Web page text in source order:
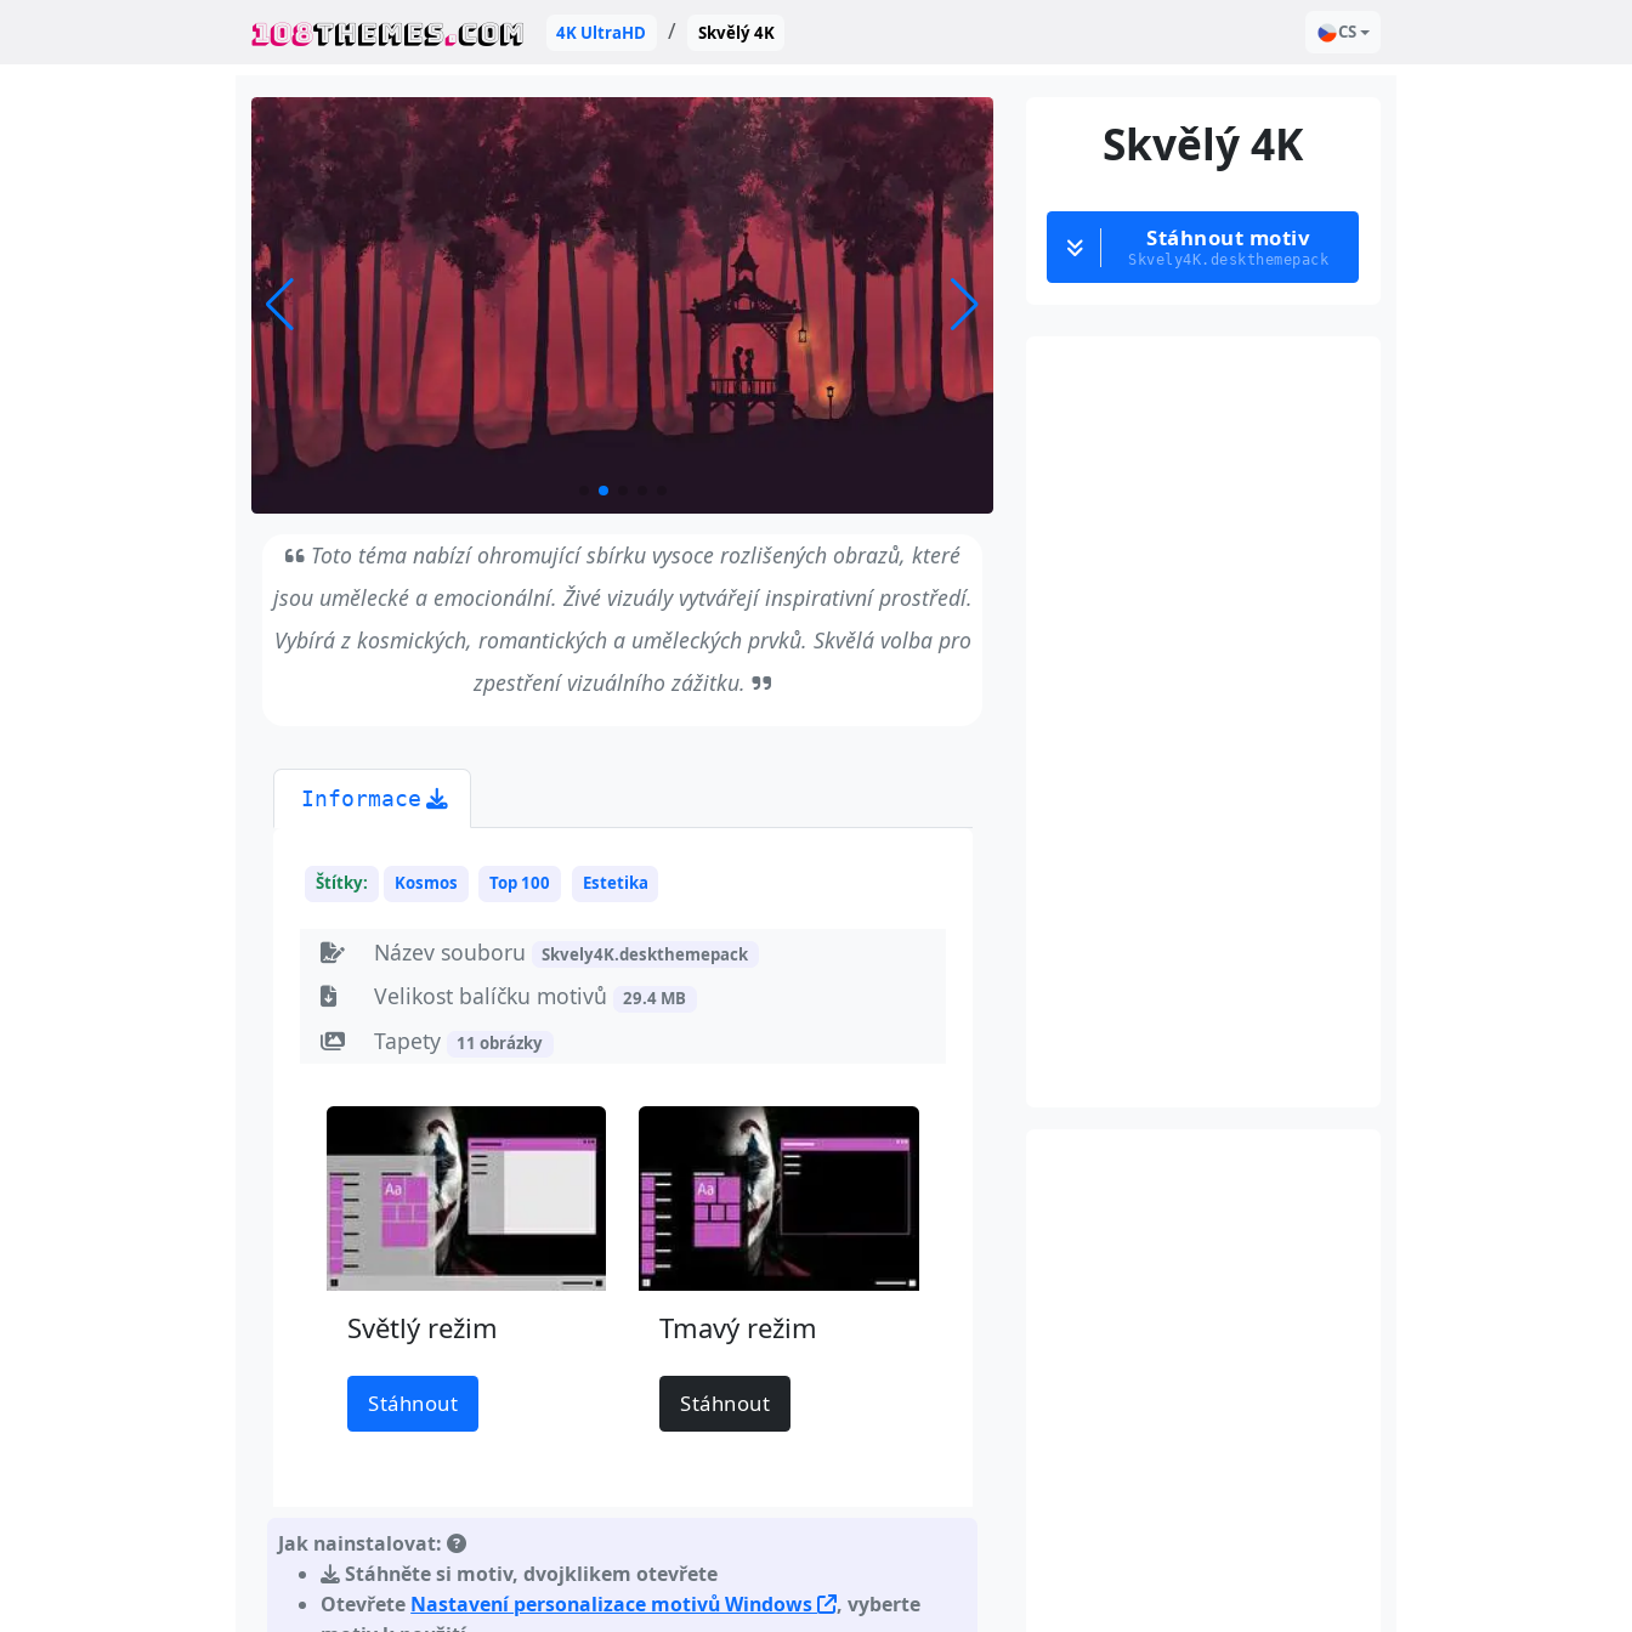
108THEMES.COM 4K UltraHD Skvělý 4K CS
Toto téma nabízí ohromující sbírku vysoce rozlišených obrazů, které
jsou umělecké a emocionální. Živé vizuály vytvářejí inspirativní prostředí.
Vybírá z kosmických, romantických a uměleckých prvků. Skvělá volba pro
zpestření vizuálního zážitku.
Informace
Štítky: Kosmos Top 100 Estetika
Název souboru Skvely4K.deskthemepack
Velikost balíčku motivů 29.4 MB
Tapety 11 obrázky
Světlý režim
Stáhnout
Tmavý režim
Stáhnout
Jak nainstalovat:
Stáhněte si motiv,dvojklikem otevřete
Otevřete Nastavení personalizace motivů Windows
, vyberte
Skvělý 4K
Stáhnout motiv
Skvely4K.deskthemepack